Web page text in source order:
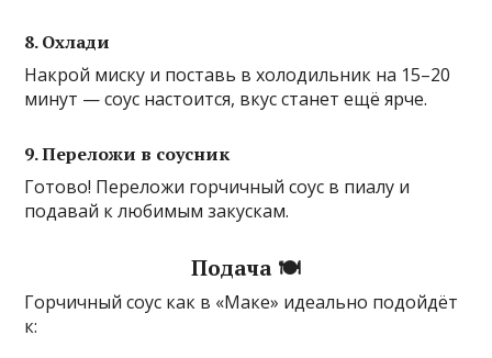
8. Охлади
Накрой миску и поставь в холодильник на 15–20
минут — соус настоится, вкус станет ещё ярче.
9. Переложи в соусник
Готово! Переложи горчичный соус в пиалу и
подавай к любимым закускам.
Подача 🍽️
Горчичный соус как в «Маке» идеально подойдёт
к: